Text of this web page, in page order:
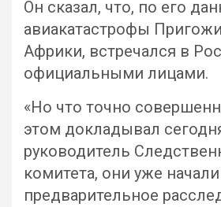
Он сказал, что, по его
авиакатастрофы
Африки, встречался в
официальными лицами.
«Но что точно
этом докладывал
руководитель
комитета, они уже начали
предварительное